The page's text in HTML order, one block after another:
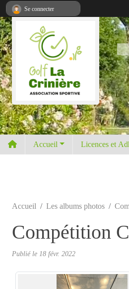
Accueil Licences et
Accueil Les albums photos
Compétition
Publié le 18 févr. 2022
Se connecter
Panneau de gestion des cookies